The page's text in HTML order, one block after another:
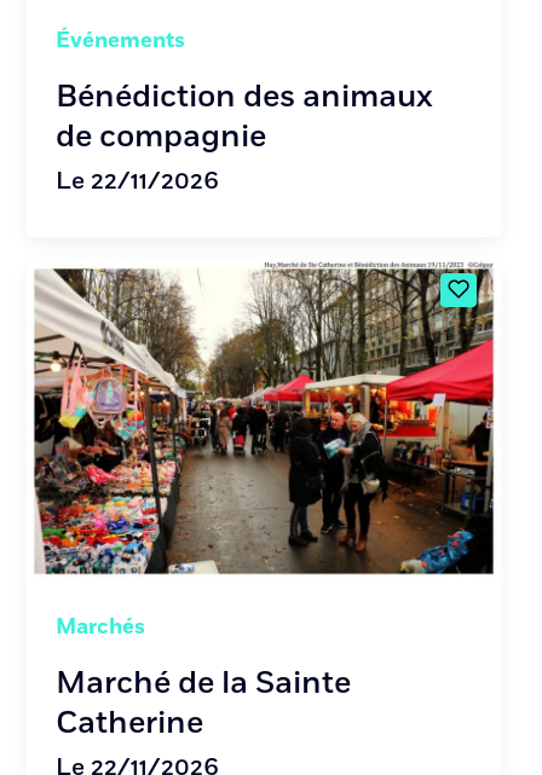
Événements
Bénédiction des animaux
de compagnie
Le 22/11/2026
Marchés
Marché de la Sainte
Catherine